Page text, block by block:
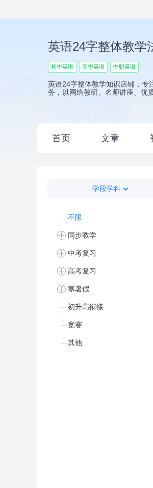
英语24字整体教学
初中英语 高中英语 中职英语
英语24字整体教学知识店铺，专
务，以网络教研、名师讲座、优
首页 文章
学段学科
不限
同步教学
中考复习
高考复习
寒暑假
初升高衔接
竞赛
其他